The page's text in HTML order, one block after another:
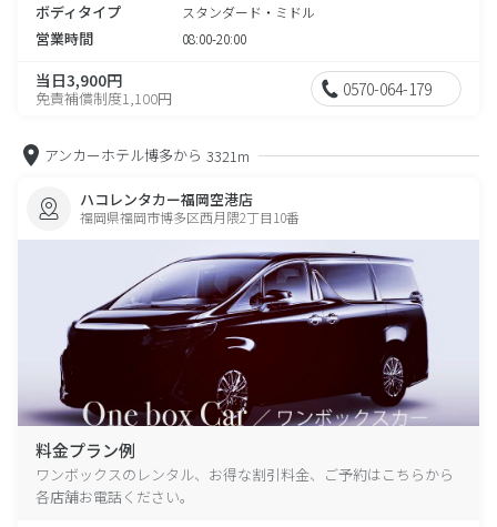
ボディタイプ スタンダード・ミドル
営業時間 08:00-20:00
当日3,900円
免責補償制度1,100円 0570-064-179
アンカーホテル博多から 3321m
ハコレンタカー福岡空港店
福岡県福岡市博多区西月隈2丁目10番
料金プラン例
ワンボックスのレンタル、お得な割引料金、ご予約はこちらから
各店舗お電話ください。